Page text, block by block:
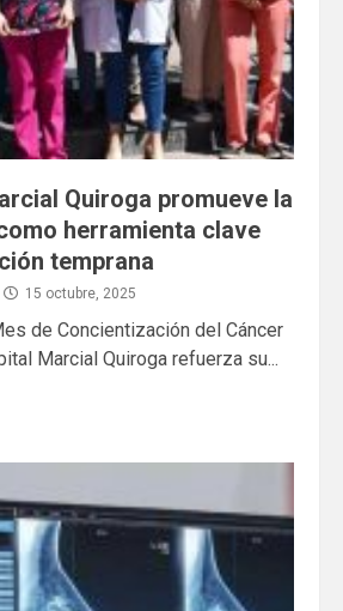
Quiroga promueve la
herramienta clave
temprana
15 octubre, 2025
de Concientización del Cáncer
Marcial Quiroga refuerza su...